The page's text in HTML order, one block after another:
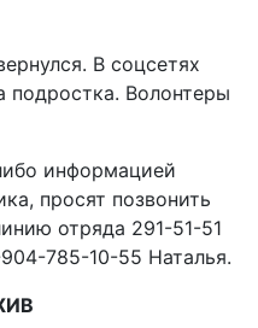
В соцсетях
подростка. Волонтеры
информацией
просят позвонить
отряда 291-51-51
785-10-55 Наталья.